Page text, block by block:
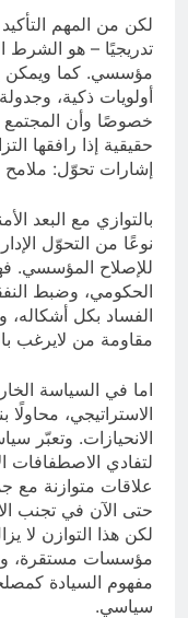
لكن من المهم
تدريجيًا – هو الشرط
مؤسسي. كما ويمكن
أولويات ذكية،
خصوصًا وأن المجتمع
حقيقية إذا رافقها
إشارات تحوّل: ملامح
بالتوازي مع البعد
نوعًا من التحوّل
للإصلاح المؤسسي.
الحكومي، وضبط
الفساد بكل أشكاله،
مقاومة من لايرغب
اما في السياسة
الاستراتيجي،
الانحيازات. وتعبّر
لتفادي الاصطفافات
علاقات متوازنة مع
حتى الآن في تجنب
لكن هذا التوازن لا
مؤسسات مستقرة،
مفهوم السيادة
سياسي.